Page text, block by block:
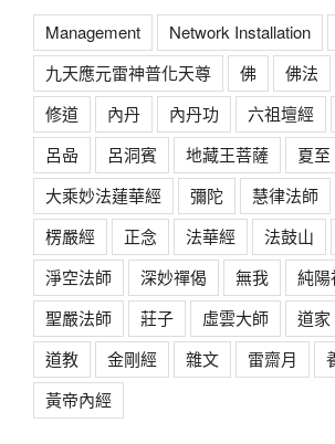
Management Network Installation
九天應元雷神普化天尊
佛 佛法
修道
內丹 內丹功 六祖壇經
呂喦
呂洞賓 地藏王菩薩
夏至
大乘妙法蓮華經
彌陀 慧律法師
楞嚴經
正念 法華經 法鼓山
淨空法師
深妙禪偈 無我 純陽
聖嚴法師
莊子 虛雲大師 道家
道教
金剛經 雜文 雷齋月
黃帝內經